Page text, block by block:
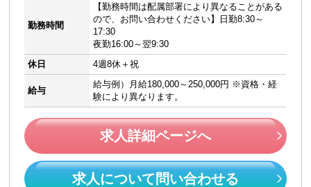
勤務時間
【勤務時間は配属部署により異なることがある
ので、お問い合わせください】日勤8:30～
17:30
夜勤16:00～翌9:30
休日
4週8休＋祝
給与
給与例）月給180,000～250,000円 ※資格・経
験により異なります。
求人詳細ページへ
求人について問い合わせる